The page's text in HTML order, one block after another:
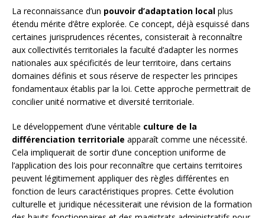
La reconnaissance d’un pouvoir d’adaptation local plus
étendu mérite d’être explorée. Ce concept, déjà esquissé dans
certaines jurisprudences récentes, consisterait à reconnaître
aux collectivités territoriales la faculté d’adapter les normes
nationales aux spécificités de leur territoire, dans certains
domaines définis et sous réserve de respecter les principes
fondamentaux établis par la loi. Cette approche permettrait de
concilier unité normative et diversité territoriale.
Le développement d’une véritable culture de la
différenciation territoriale apparaît comme une nécessité.
Cela impliquerait de sortir d’une conception uniforme de
l’application des lois pour reconnaître que certains territoires
peuvent légitimement appliquer des règles différentes en
fonction de leurs caractéristiques propres. Cette évolution
culturelle et juridique nécessiterait une révision de la formation